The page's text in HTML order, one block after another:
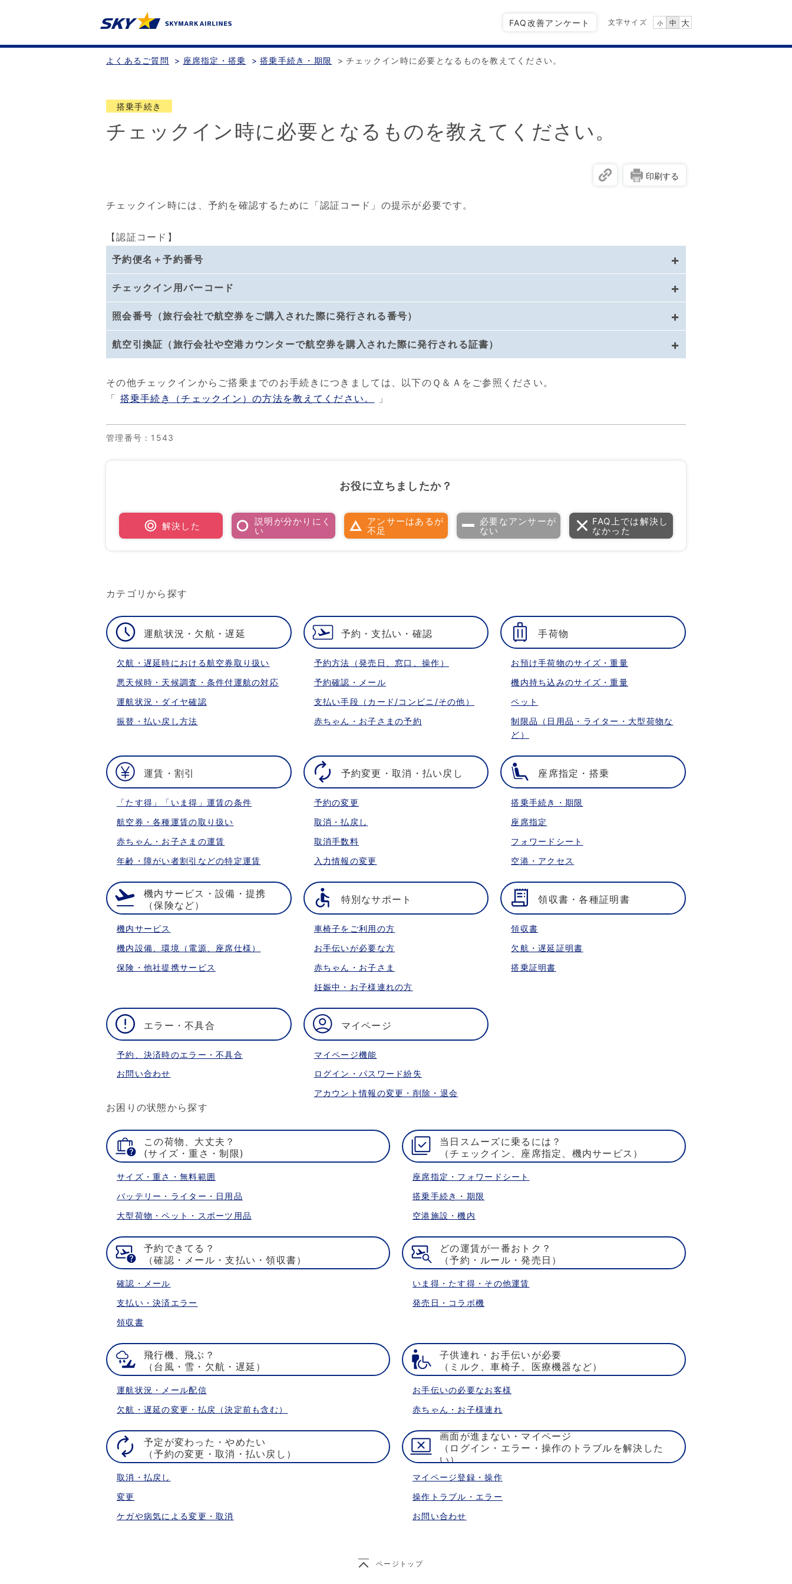
FAQ改善アンケート 文字サイズ 小 中 大
よくあるご質問 > 座席指定・搭乗 > 搭乗手続き・期限 > チェックイン時に必要となるものを教えてください。
搭乗手続き
チェックイン時に必要となるものを教えてください。
印刷する
チェックイン時には、予約を確認するために「認証コード」の提示が必要です。
【認証コード】
予約便名＋予約番号
チェックイン用バーコード
照会番号（旅行会社で航空券をご購入された際に発行される番号）
航空引換証（旅行会社や空港カウンターで航空券を購入された際に発行される証書）
その他チェックインからご搭乗までのお手続きにつきましては、以下のＱ＆Ａをご参照ください。
「 搭乗手続き（チェックイン）の方法を教えてください。 」
管理番号 ：1543
お役に立ちましたか？
解決した
説明が分かりにく
い
アンサーはあるが
不足
必要なアンサーが
ない
FAQ上では解決し
なかった
カテゴリから探す
運航状況・欠航・遅延
欠航・遅延時における航空券取り扱い
悪天候時・天候調査・条件付運航の対応
運航状況・ダイヤ確認
振替・払い戻し方法
予約・支払い・確認
予約方法（発売日、窓口、操作）
予約確認・メール
支払い手段（カード/コンビニ/その他）
赤ちゃん・お子さまの予約
手荷物
お預け手荷物のサイズ・重量
機内持ち込みのサイズ・重量
ペット
制限品（日用品・ライター・大型荷物な
ど）
運賃・割引
「たす得」「いま得」運賃の条件
航空券・各種運賃の取り扱い
赤ちゃん・お子さまの運賃
年齢・障がい者割引などの特定運賃
予約変更・取消・払い戻し
予約の変更
取消・払戻し
取消手数料
入力情報の変更
座席指定・搭乗
搭乗手続き・期限
座席指定
フォワードシート
空港・アクセス
機内サービス・設備・提携
（保険など）
機内サービス
機内設備、環境（電源、座席仕様）
保険・他社提携サービス
特別なサポート
車椅子をご利用の方
お手伝いが必要な方
赤ちゃん・お子さま
妊娠中・お子様連れの方
領収書・各種証明書
領収書
欠航・遅延証明書
搭乗証明書
エラー・不具合
予約、決済時のエラー・不具合
お問い合わせ
マイページ
マイページ機能
ログイン・パスワード紛失
アカウント情報の変更・削除・退会
お困りの状態から探す
この荷物、大丈夫？
(サイズ・重さ・制限)
サイズ・重さ・無料範囲
バッテリー・ライター・日用品
大型荷物・ペット・スポーツ用品
当日スムーズに乗るには？
（チェックイン、座席指定、機内サービス）
座席指定・フォワードシート
搭乗手続き・期限
空港施設・機内
予約できてる？
（確認・メール・支払い・領収書）
確認・メール
支払い・決済エラー
領収書
どの運賃が一番おトク？
（予約・ルール・発売日）
いま得・たす得・その他運賃
発売日・コラボ機
飛行機、飛ぶ？
（台風・雪・欠航・遅延）
運航状況・メール配信
欠航・遅延の変更・払戻（決定前も含む）
子供連れ・お手伝いが必要
（ミルク、車椅子、医療機器など）
お手伝いの必要なお客様
赤ちゃん・お子様連れ
予定が変わった・やめたい
（予約の変更・取消・払い戻し）
取消・払戻し
変更
ケガや病気による変更・取消
画面が進まない・マイページ
（ログイン・エラー・操作のトラブルを解決した
い）
マイページ登録・操作
操作トラブル・エラー
お問い合わせ
ページトップ